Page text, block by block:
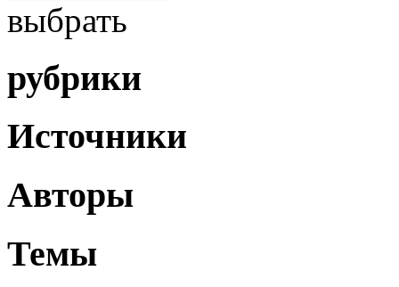
выбрать
рубрики
Источники
Авторы
Темы